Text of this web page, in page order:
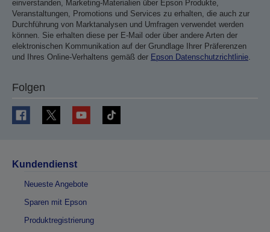
einverstanden, Marketing-Materialien über Epson Produkte,
Veranstaltungen, Promotions und Services zu erhalten, die auch zur
Durchführung von Marktanalysen und Umfragen verwendet werden
können. Sie erhalten diese per E-Mail oder über andere Arten der
elektronischen Kommunikation auf der Grundlage Ihrer Präferenzen
und Ihres Online-Verhaltens gemäß der Epson Datenschutzrichtlinie
Folgen
Kundendienst
Neueste Angebote
Sparen mit Epson
Produktregistrierung